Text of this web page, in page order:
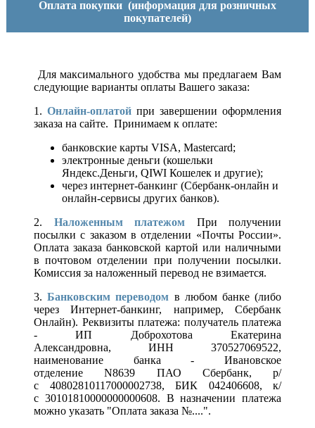
Оплата покупки (информация для розничных
покупателей)
Для максимального удобства мы предлагаем Вам
следующие варианты оплаты Вашего заказа:
1. Онлайн-оплатой при завершении оформления
заказа на сайте. Принимаем к оплате:
банковские карты VISA, Mastercard;
электронные деньги (кошельки
Яндекс.Деньги, QIWI Кошелек и другие);
через интернет-банкинг (Сбербанк-онлайн и
онлайн-сервисы других банков).
2. Наложенным платежом При получении
посылки с заказом в отделении «Почты России».
Оплата заказа банковской картой или наличными
в почтовом отделении при получении посылки.
Комиссия за наложенный перевод не взимается.
3.Банковским переводом в любом банке (либо
через Интернет-банкинг, например, Сбербанк
Онлайн). Реквизиты платежа: получатель платежа
- ИП Доброхотова Екатерина
Александровна, ИНН 370527069522,
наименование банка - Ивановское
отделение N8639 ПАО Сбербанк, р/
с 40802810117000002738, БИК 042406608, к/
с 30101810000000000608. В назначении платежа
можно указать "Оплата заказа №....".